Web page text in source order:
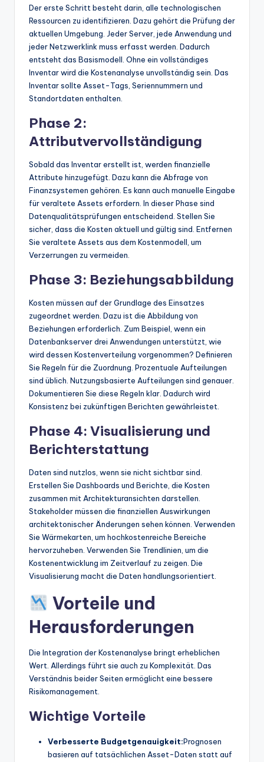
Der erste Schritt besteht darin, alle technologischen
Ressourcen zu identifizieren. Dazu gehört die Prüfung der
aktuellen Umgebung. Jeder Server, jede Anwendung und
jeder Netzwerklink muss erfasst werden. Dadurch
entsteht das Basismodell. Ohne ein vollständiges
Inventar wird die Kostenanalyse unvollständig sein. Das
Inventar sollte Asset-Tags, Seriennummern und
Standortdaten enthalten.
Phase 2:
Attributvervollständigung
Sobald das Inventar erstellt ist, werden finanzielle
Attribute hinzugefügt. Dazu kann die Abfrage von
Finanzsystemen gehören. Es kann auch manuelle Eingabe
für veraltete Assets erfordern. In dieser Phase sind
Datenqualitätsprüfungen entscheidend. Stellen Sie
sicher, dass die Kosten aktuell und gültig sind. Entfernen
Sie veraltete Assets aus dem Kostenmodell, um
Verzerrungen zu vermeiden.
Phase 3: Beziehungsabbildung
Kosten müssen auf der Grundlage des Einsatzes
zugeordnet werden. Dazu ist die Abbildung von
Beziehungen erforderlich. Zum Beispiel, wenn ein
Datenbankserver drei Anwendungen unterstützt, wie
wird dessen Kostenverteilung vorgenommen? Definieren
Sie Regeln für die Zuordnung. Prozentuale Aufteilungen
sind üblich. Nutzungsbasierte Aufteilungen sind genauer.
Dokumentieren Sie diese Regeln klar. Dadurch wird
Konsistenz bei zukünftigen Berichten gewährleistet.
Phase 4: Visualisierung und
Berichterstattung
Daten sind nutzlos, wenn sie nicht sichtbar sind.
Erstellen Sie Dashboards und Berichte, die Kosten
zusammen mit Architekturansichten darstellen.
Stakeholder müssen die finanziellen Auswirkungen
architektonischer Änderungen sehen können. Verwenden
Sie Wärmekarten, um hochkostenreiche Bereiche
hervorzuheben. Verwenden Sie Trendlinien, um die
Kostenentwicklung im Zeitverlauf zu zeigen. Die
Visualisierung macht die Daten handlungsorientiert.
Vorteile und
Herausforderungen
Die Integration der Kostenanalyse bringt erheblichen
Wert. Allerdings führt sie auch zu Komplexität. Das
Verständnis beider Seiten ermöglicht eine bessere
Risikomanagement.
Wichtige Vorteile
Verbesserte Budgetgenauigkeit:Prognosen
basieren auf tatsächlichen Asset-Daten statt auf